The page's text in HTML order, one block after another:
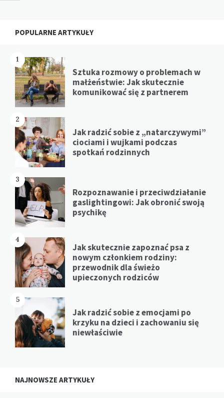
Widgets
POPULARNE ARTYKUŁY
1
Sztuka rozmowy o problemach w
małżeństwie: Jak skutecznie
komunikować się z partnerem
2
Jak radzić sobie z „natarczywymi”
ciociami i wujkami podczas
spotkań rodzinnych
3
Rozpoznawanie i przeciwdziałanie
gaslightingowi: Jak obronić swoją
psychikę
4
Jak skutecznie zapoznać psa z
nowym członkiem rodziny:
przewodnik dla świeżo
upieczonych rodziców
5
Jak radzić sobie z emocjami po
krzyku na dzieci i zachowaniu się
niewłaściwie
NAJNOWSZE ARTYKUŁY